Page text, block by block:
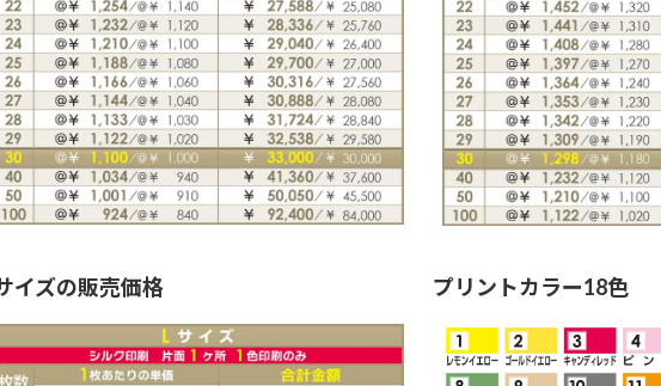
イズの販売価格 プリントカラー18色